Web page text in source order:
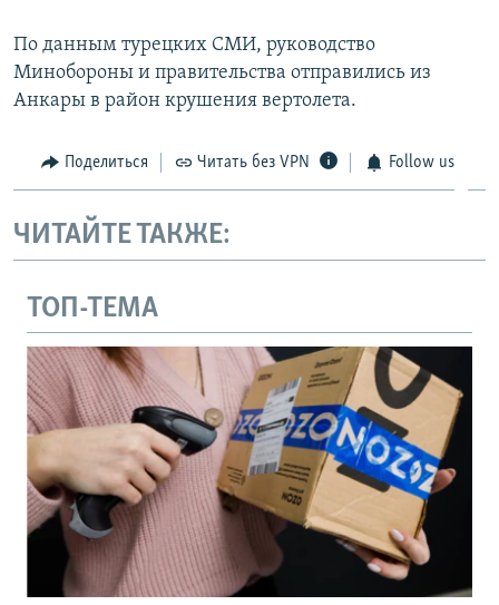
По данным турецких СМИ, руководство
Минобороны и правительства отправились из
Анкары в район крушения вертолета.
Поделиться Читать без VPN Follow us
ЧИТАЙТЕ ТАКЖЕ:
ТОП-ТЕМА